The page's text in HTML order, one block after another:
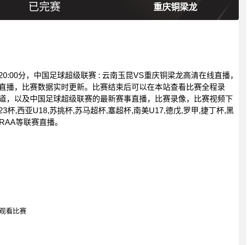
重庆铜梁龙
已完赛
分，中国足球超级联赛 : 云南玉昆VS重庆铜梁龙高清在线直播，
播，比赛数据实时更新。比赛结束后可以在本站查看比赛全程录
，以及中国足球超级联赛的最新赛事直播，比赛录像，比赛视频下
杯,西亚U18,苏挑杯,苏马超杯,塞超杯,南美U17,德戊,罗甲,捷丁杯,黑
等联赛直播。
看比赛